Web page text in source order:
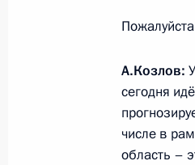
4 августа
3
А.Козлов:
сегодня
числе в
область –